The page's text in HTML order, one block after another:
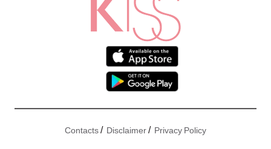
Contacts/ Disclaimer/ Privacy Policy